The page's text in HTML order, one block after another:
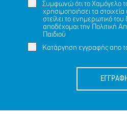
Συμφωνώ ότι το Χαμόγελο
χρησιμοποιήσει τα
στείλει το ενημερωτικό
αποδέχομαι την Πολιτική
Παιδιού
Κατάργηση εγγραφής απο